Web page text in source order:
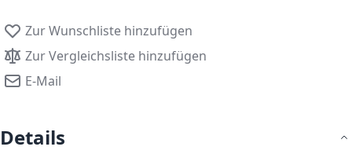
Zur Wunschliste hinzufügen
Zur Vergleichsliste hinzufügen
E-Mail
Details